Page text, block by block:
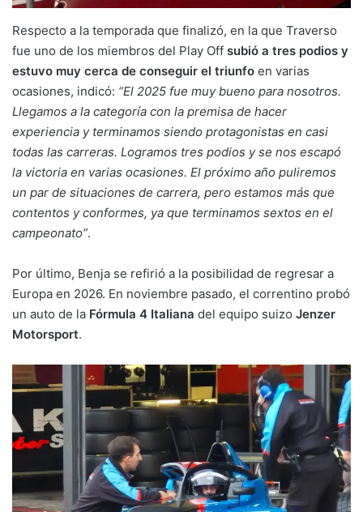
Respecto a la temporada que finalizó, en la que Traverso
fue uno de los miembros del Play Off subió a tres podios y
estuvo muy cerca de conseguir el triunfo en varias
ocasiones, indicó: “El 2025 fue muy bueno para nosotros.
Llegamos a la categoría con la premisa de hacer
experiencia y terminamos siendo protagonistas en casi
todas las carreras. Logramos tres podios y se nos escapó
la victoria en varias ocasiones. El próximo año puliremos
un par de situaciones de carrera, pero estamos más que
contentos y conformes, ya que terminamos sextos en el
campeonato”.
Por último, Benja se refirió a la posibilidad de regresar a
Europa en 2026. En noviembre pasado, el correntino probó
un auto de la Fórmula 4 Italiana del equipo suizo Jenzer
Motorsport.